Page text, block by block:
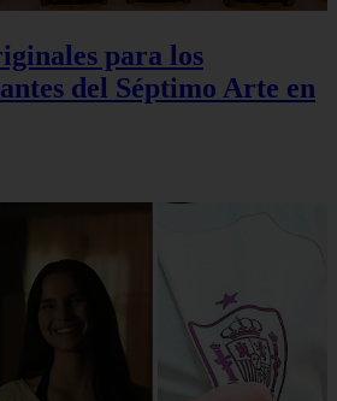
para los
del Séptimo Arte en